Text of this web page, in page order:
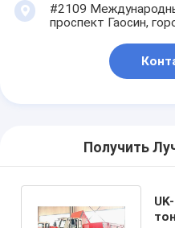
#2109
проспект Гаосин,
Получить